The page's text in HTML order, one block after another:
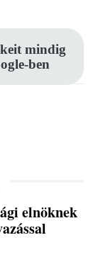
mindig
ben
elnöknek